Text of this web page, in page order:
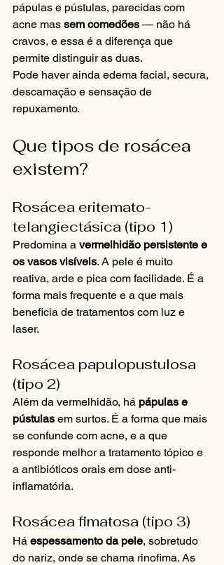
pápulas e pústulas, parecidas com
acne mas sem comedões — não há
cravos, e essa é a diferença que
permite distinguir as duas.
Pode haver ainda edema facial, secura,
descamação e sensação de
repuxamento.
Que tipos de rosácea
existem?
Rosácea eritemato-
telangiectásica (tipo 1)
Predomina a vermelhidão persistente e
os vasos visíveis. A pele é muito
reativa, arde e pica com facilidade. É a
forma mais frequente e a que mais
beneficia de tratamentos com luz e
laser.
Rosácea papulopustulosa
(tipo 2)
Além da vermelhidão, há pápulas e
pústulas em surtos. É a forma que mais
se confunde com acne, e a que
responde melhor a tratamento tópico e
a antibióticos orais em dose anti-
inflamatória.
Rosácea fimatosa (tipo 3)
Há espessamento da pele, sobretudo
do nariz, onde se chama rinofima. As